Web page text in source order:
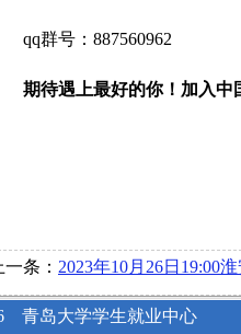
qq群号：887560962
期待遇上最好的你！加入
一条： 2023年10月26日19:00淮安捷泰新能源科技有限公司
青岛大学学生就业中心